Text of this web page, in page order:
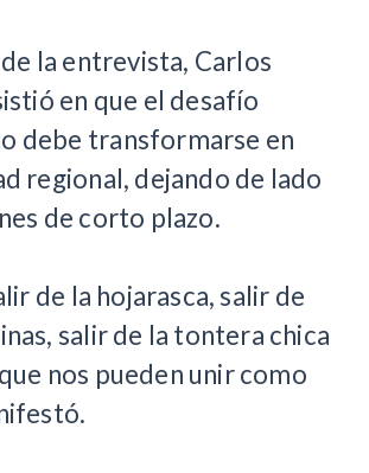
la entrevista, Carlos
en que el desafío
debe transformarse en
regional, dejando de lado
de corto plazo.
de la hojarasca, salir de
salir de la tontera chica
nos pueden unir como